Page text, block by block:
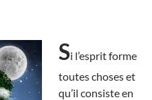
Si l’esprit forme
toutes choses et
qu’il consiste en